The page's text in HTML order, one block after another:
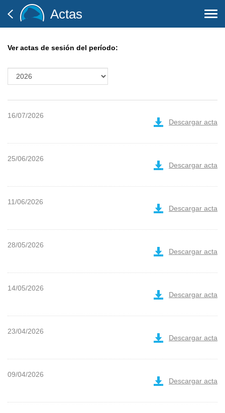
Actas
Ver actas de sesión del período:
16/07/2026
Descargar acta
25/06/2026
Descargar acta
11/06/2026
Descargar acta
28/05/2026
Descargar acta
14/05/2026
Descargar acta
23/04/2026
Descargar acta
09/04/2026
Descargar acta